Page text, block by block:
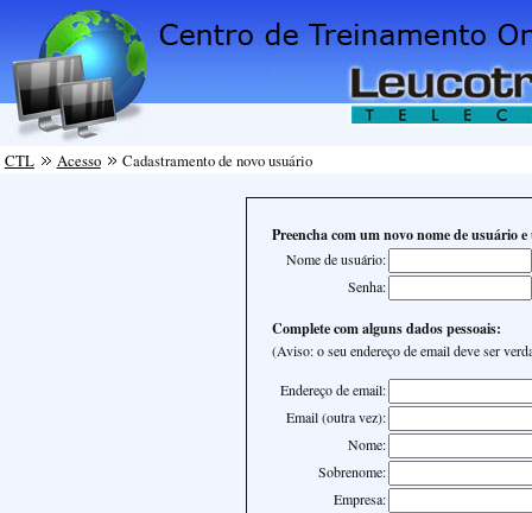
CTL Acesso Cadastramento de novo usuário
Preencha com um novo nome de usuário
Nome de usuário:
Senha:
Complete com alguns dados pessoais:
(Aviso: o seu endereço de email deve ser
Endereço de email:
Email (outra vez):
Nome:
Sobrenome:
Empresa: